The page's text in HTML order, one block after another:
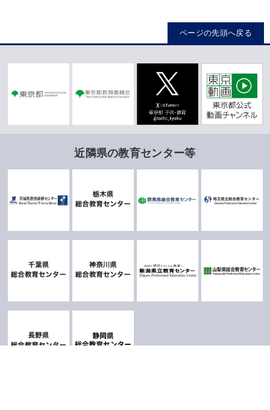
ページの先頭へ戻る
近隣県の教育センター等